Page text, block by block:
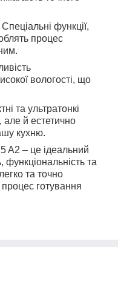
Спеціальні функції,
процес
вологості, що
та ультратонкі
але й естетично
кухню.
A2 – це ідеальний
функціональність та
та точно
готування